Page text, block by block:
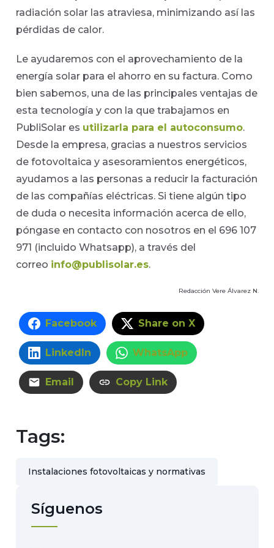
radiación solar las atraviesa, minimizando así las
pérdidas de calor.
Le ayudaremos con el aprovechamiento de la
energía solar para el ahorro en su factura. Como
bien sabemos, una de las principales ventajas de
esta tecnología y con la que trabajamos en
PubliSolar es utilizarla para el autoconsumo.
Desde la empresa, gracias a nuestros servicios
de fotovoltaica y asesoramientos energéticos,
ayudamos a las personas a reducir la facturación
de las compañías eléctricas. Si tiene algún tipo
de duda o necesita información acerca de ello,
póngase en contacto con nosotros en el 696 107
971 (incluido Whatsapp), a través del
correo info@publisolar.es.
Redacción Vere Álvarez N.
Facebook Share on X
LinkedIn WhatsApp
Email Copy Link
Tags:
Instalaciones fotovoltaicas y normativas
Síguenos